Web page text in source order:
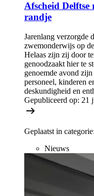
Afscheid
randje
Jarenlang verzorgde
zwemonderwijs op
Helaas zijn zij door
genoodzaakt hier te
genoemde avond
personeel, kinderen
deskundigheid en
Gepubliceerd op: 21
Geplaatst in categorie:
Nieuws